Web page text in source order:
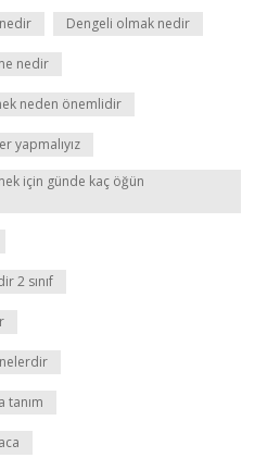
Dengeli olmak nedir
nedir
neden önemlidir
yapmalıyız
için günde kaç öğün
2 sınıf
nelerdir
tanım